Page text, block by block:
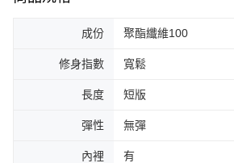
成份 聚酯纖維100
修身指數 寬鬆
長度 短版
彈性 無彈
內裡 有